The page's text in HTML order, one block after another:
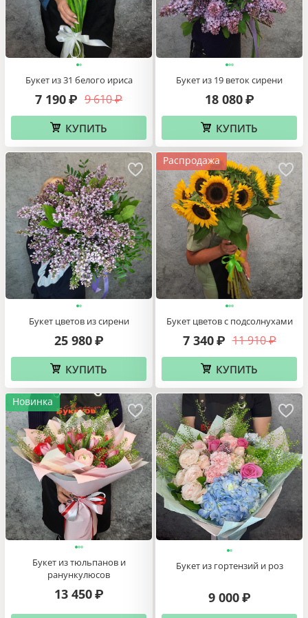
Букет из 31 белого ириса
9 610 ₽
7 190₽
КУПИТЬ
Букет из 19 веток сирени
18 080 ₽
КУПИТЬ
Букет цветов из сирени
25 980 ₽
КУПИТЬ
Распродажа
Букет цветов с подсолнухами
11 910 ₽
7 340 ₽
КУПИТЬ
Новинка
Букет из тюльпанов и
ранункулюсов
13 450 ₽
Букет из гортензий и роз
9 000 ₽